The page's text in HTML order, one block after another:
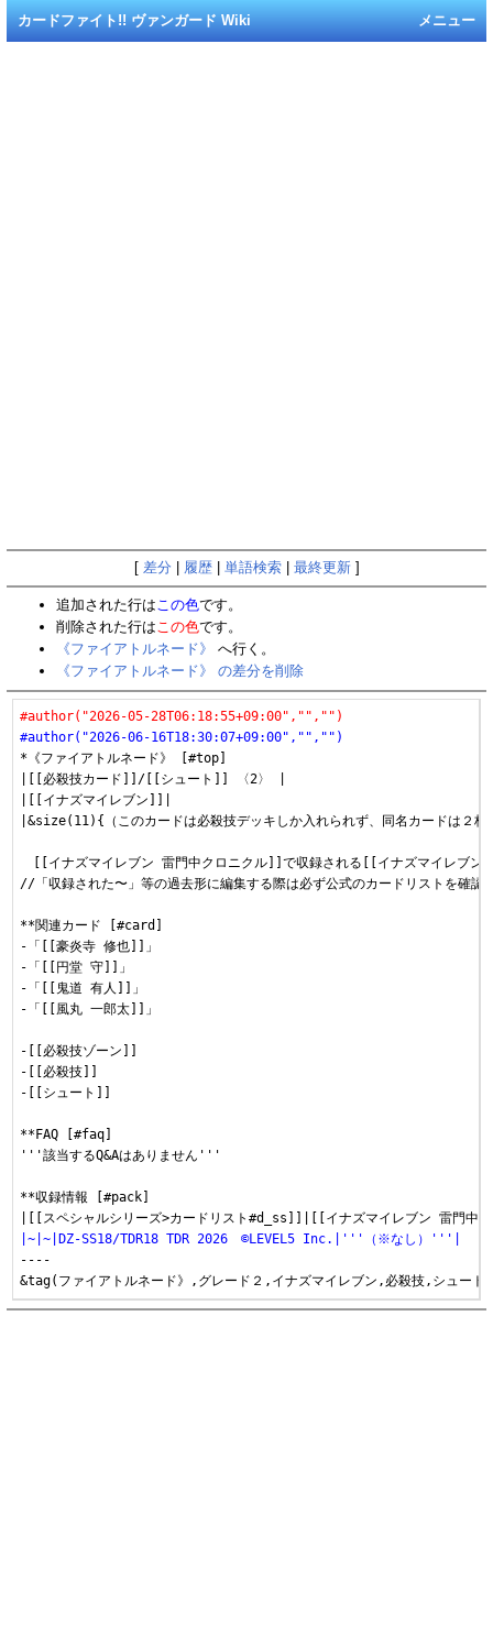
メニュー
カードファイト!! ヴァンガード Wiki
[ 差分 履歴| 単語検索| 最終更新]
追加された行はこの色です。
削除された行はこの色です。
《ファイアトルネード》
へ行く。
《ファイアトルネード》 の差分を削除
#author("2026-05-28T06:18:55+09:00","","")
#author("2026-06-16T18:30:07+09:00","","")
*《ファイアトルネード》 [#top]
|[[必殺技カード]]/[[シュート]] 〈2〉 |
|[[イナズマイレブン]]|
|&size(11){（このカードは必殺技デッキしか入れられず、同名カードは２
[[イナズマイレブン 雷門中クロニクル]]で収録される[[イナズマイレブ
//「収録された〜」等の過去形に編集する際は必ず公式のカードリストを確認
**関連カード [#card]
-「[[豪炎寺 修也]]」
-「[[円堂 守]]」
-「[[鬼道 有人]]」
-「[[風丸 一郎太]]」
-[[必殺技ゾーン]]
-[[必殺技]]
-[[シュート]]
**FAQ [#faq]
'''該当するQ&Aはありません'''
**収録情報 [#pack]
|~|~|DZ-SS18/TDR18 TDR 2026　©︎LEVEL5 Inc.|'''（※なし）'''|
----